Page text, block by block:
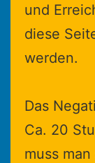
und
diese
werden.
Das
Ca. 20
muss